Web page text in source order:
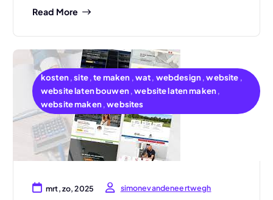
Read More
kosten,site,te maken ,wat, webdesign,website ,
website laten bouwen,website laten maken,
website maken,websites
mrt, zo, 2025 simonevandeneertwegh